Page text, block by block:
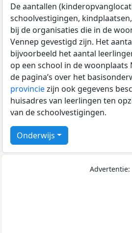
De aantallen
schoolvestigingen,
bij de organisaties die in de
Vennep gevestigd zijn. Het
bijvoorbeeld het aantal
op een school in de woonplaats
de pagina’s over het
provinciezijn ook gegevens
huisadres van leerlingen ten
van de schoolvestigingen.
Onderwijs
Advertentie: